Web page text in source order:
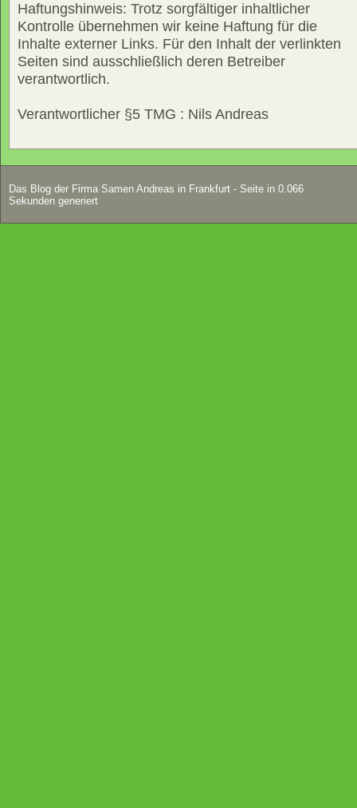
Haftungshinweis: Trotz sorgfältiger inhaltlicher
Kontrolle übernehmen wir keine Haftung für die
Inhalte externer Links. Für den Inhalt der verlinkten
Seiten sind ausschließlich deren Betreiber
verantwortlich.
Verantwortlicher §5 TMG : Nils Andreas
Das Blog der Firma Samen Andreas in Frankfurt - Seite in 0.066
Sekunden generiert